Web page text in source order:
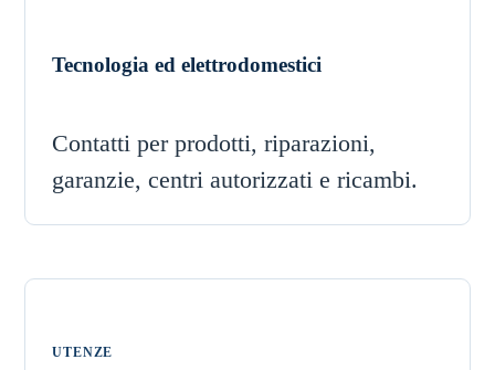
Tecnologia ed elettrodomestici
Contatti per prodotti, riparazioni,
garanzie, centri autorizzati e ricambi.
UTENZE